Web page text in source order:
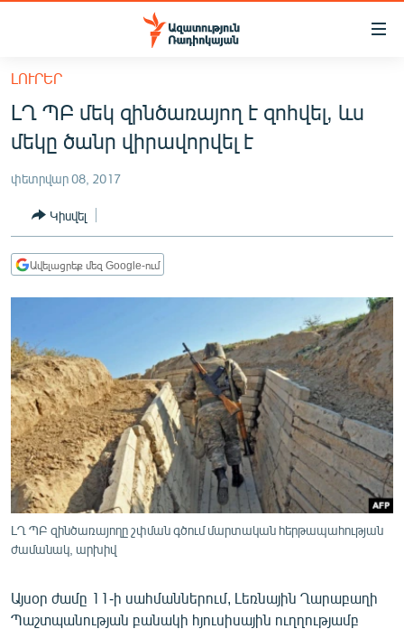
Մատչելիության
հիմնական
բովանդակությանը
Անցնել
հիմնական
մենյուին
ՔԱՂԱՔԱԿԱՆ
ԸՆՏՐՈՒԹՅՈՒՆՆԵՐ 2026
ԻՐԱՎՈՒՆՔ
ՀԱՍԱՐԱԿՈՒԹՅՈՒՆ
ՊԱՏԵՐԱԶՄԻ 6 ՇԱԲԱԹՆԵՐԸ
ՏԱՐԱԾԱՇՐՋԱՆ
ՄԻՋԱԶԳԱՅԻՆ
ՄՇԱԿՈՒՅԹ
ՍՊՈՐՏ
ՄԵԿՆԱԲԱՆՈՒԹՅՈՒՆ
ՏՏ ԵՒ ԻՆՏԵՐՆԵՏ
ԱՐԽԻՎ
ԼՈՒՐԵՐ
ԼՂ ՊԲ մեկ զինծառայող է զոհվել, ևս
մեկը ծանր վիրավորվել է
փետրվար 08, 2017
Կիսվել
Ավելացրեք մեզ Google-ում
ԼՂ ՊԲ զինծառայողը շփման գծում մարտական հերթապահության
ժամանակ, արխիվ
Այսօր ժամը 11-ի սահմաններում, Լեռնային Ղարաբաղի
Պաշտպանության բանակի հյուսիսային ուղղությամբ